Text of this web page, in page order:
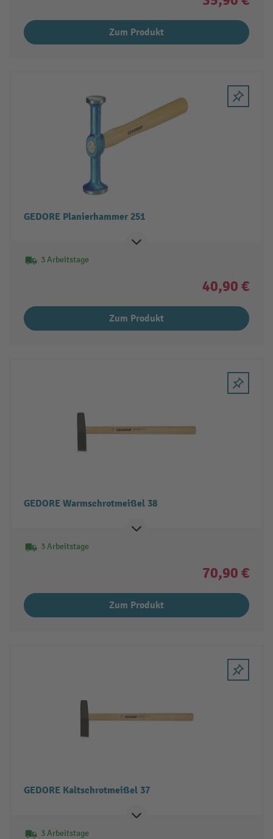
Zum Produkt
GEDORE Planierhammer 251
3 Arbeitstage
40,90 €
Zum Produkt
GEDORE Warmschrotmeißel 38
3 Arbeitstage
70,90 €
Zum Produkt
GEDORE Kaltschrotmeißel 37
3 Arbeitstage